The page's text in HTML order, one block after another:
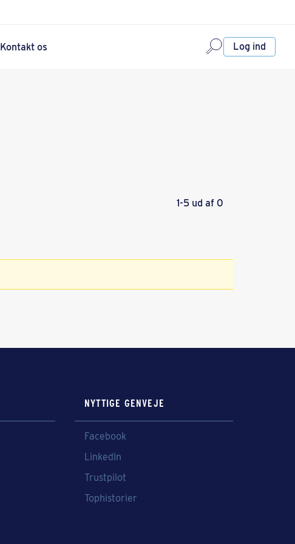
Kontakt os Log ind
1-5 ud af 0
NYTTIGE GENVEJE
Facebook
LinkedIn
Trustpilot
Tophistorier